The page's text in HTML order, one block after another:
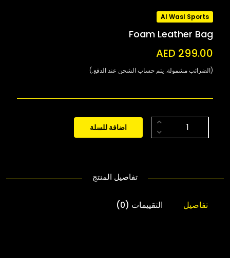
Al Wasl Sports
Foam Leather Bag
AED 299.00
(الضرائب مشمولة. يتم حساب الشحن عند الدفع.)
اضافة للسلة
تفاصيل المنتج
تفاصيل التقييمات (0)